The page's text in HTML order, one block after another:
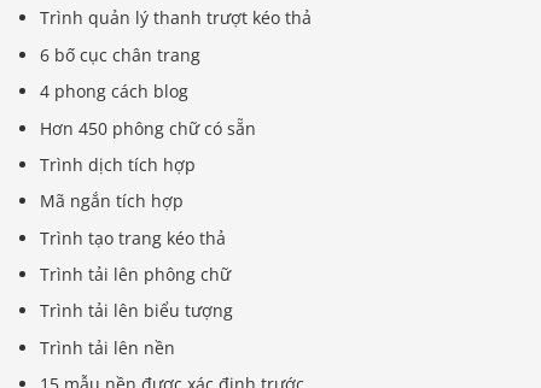
Trình quản lý thanh trượt kéo thả
6 bố cục chân trang
4 phong cách blog
Hơn 450 phông chữ có sẵn
Trình dịch tích hợp
Mã ngắn tích hợp
Trình tạo trang kéo thả
Trình tải lên phông chữ
Trình tải lên biểu tượng
Trình tải lên nền